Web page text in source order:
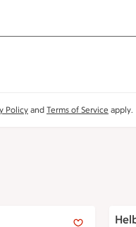
Policy and Terms of Service apply.